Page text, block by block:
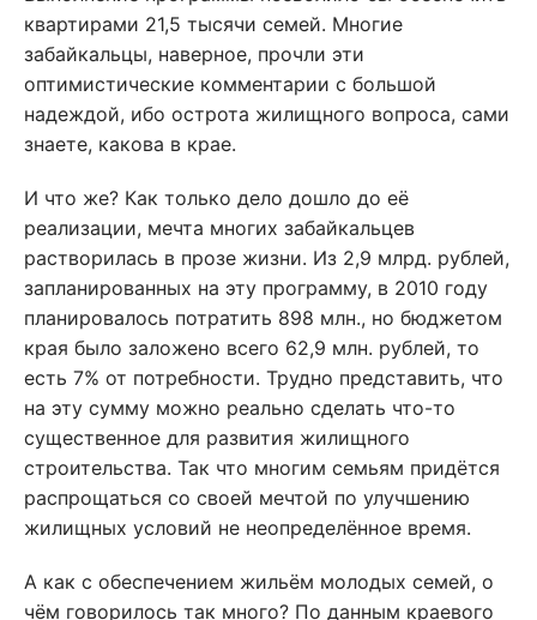
квартирами 21,5 тысячи семей. Многие
забайкальцы, наверное, прочли эти
оптимистические комментарии с большой
надеждой, ибо острота жилищного вопроса, сами
знаете, какова в крае.
И что же? Как только дело дошло до её
реализации, мечта многих забайкальцев
растворилась в прозе жизни. Из 2,9 млрд. рублей,
запланированных на эту программу, в 2010 году
планировалось потратить 898 млн., но бюджетом
края было заложено всего 62,9 млн. рублей, то
есть 7% от потребности. Трудно представить, что
на эту сумму можно реально сделать что-то
существенное для развития жилищного
строительства. Так что многим семьям придётся
распрощаться со своей мечтой по улучшению
жилищных условий не неопределённое время.
А как с обеспечением жильём молодых семей, о
чём говорилось так много? По данным краевого